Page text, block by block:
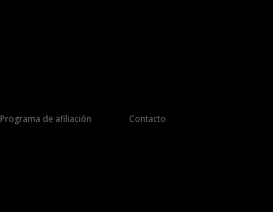
Programa de afiliación Contacto